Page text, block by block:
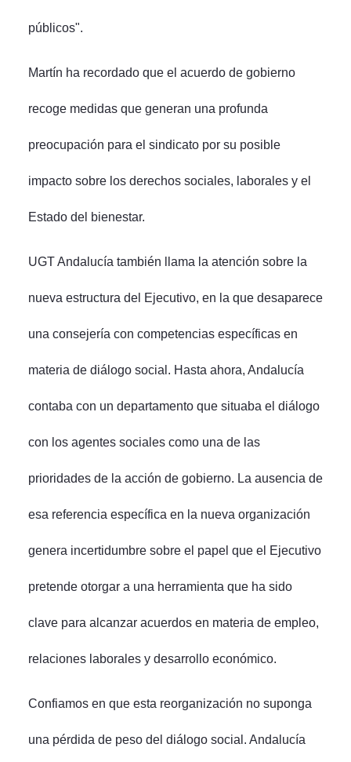
públicos".
Martín ha recordado que el acuerdo de gobierno
recoge medidas que generan una profunda
preocupación para el sindicato por su posible
impacto sobre los derechos sociales, laborales y el
Estado del bienestar.
UGT Andalucía también llama la atención sobre la
nueva estructura del Ejecutivo, en la que desaparece
una consejería con competencias específicas en
materia de diálogo social. Hasta ahora, Andalucía
contaba con un departamento que situaba el diálogo
con los agentes sociales como una de las
prioridades de la acción de gobierno. La ausencia de
esa referencia específica en la nueva organización
genera incertidumbre sobre el papel que el Ejecutivo
pretende otorgar a una herramienta que ha sido
clave para alcanzar acuerdos en materia de empleo,
relaciones laborales y desarrollo económico.
Confiamos en que esta reorganización no suponga
una pérdida de peso del diálogo social. Andalucía